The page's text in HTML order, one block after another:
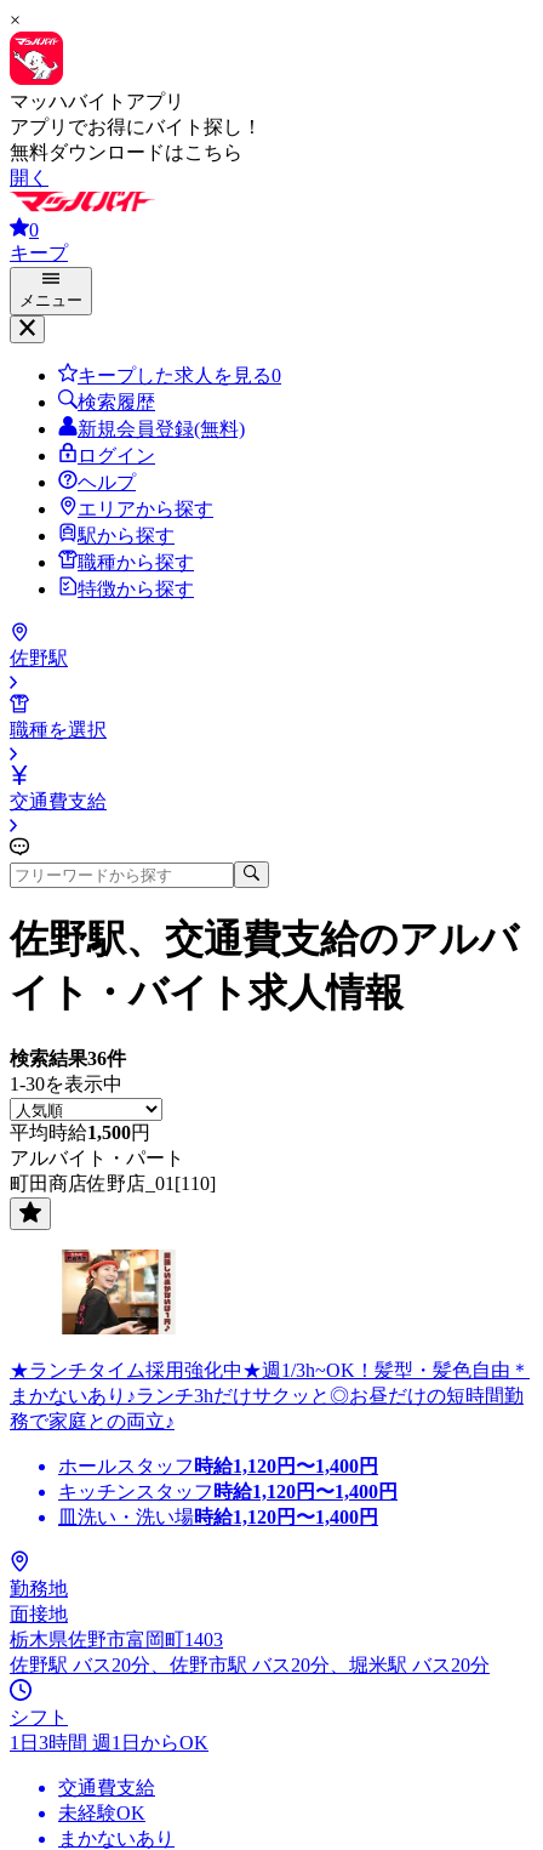
×
マッハバイトアプリ
アプリでお得にバイト探し！
無料ダウンロードはこちら
開く
0
キープ
メニュー
キープした求人を見る0
検索履歴
新規会員登録(無料)
ログイン
ヘルプ
エリアから探す
駅から探す
職種から探す
特徴から探す
佐野駅
職種を選択
交通費支給
佐野駅、交通費支給のアルバ
イト・バイト求人情報
検索結果36件
1-30を表示中
平均時給1,500円
アルバイト・パート
町田商店佐野店_01[110]
★ランチタイム採用強化中★週1/3h~OK！髪型・髪色自由＊
まかないあり♪ランチ3hだけサクッと◎お昼だけの短時間勤
務で家庭との両立♪
ホールスタッフ 時給1,120円〜1,400円
キッチンスタッフ 時給1,120円〜1,400円
皿洗い・洗い場時給1,120円〜1,400円
勤務地
面接地
栃木県佐野市富岡町1403
佐野駅 バス20分、佐野市駅 バス20分、堀米駅 バス20分
シフト
1日3時間 週1日からOK
交通費支給
未経験OK
まかないあり